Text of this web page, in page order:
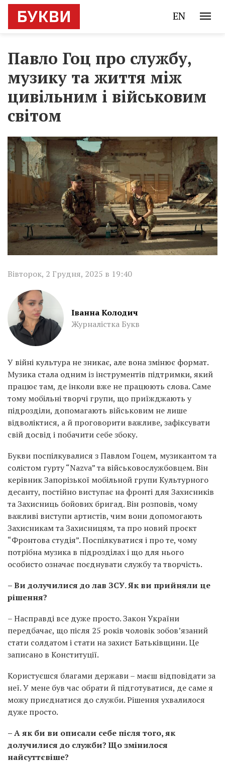
EN
Павло Гоц про службу,
музику та життя між
цивільним і військовим
світом
Вівторок, 2 Грудня, 2025 в 19:40
Іванна Колодич
Журналістка Букв
У війні культура не зникає, але вона змінює формат.
Музика стала одним із інструментів підтримки, який
працює там, де інколи вже не працюють слова. Саме
тому мобільні творчі групи, що приїжджають у
підрозділи, допомагають військовим не лише
відволіктися, а й проговорити важливе, зафіксувати
свій досвід і побачити себе збоку.
Букви поспілкувалися з Павлом Гоцем, музикантом та
солістом гурту “Nazva” та військовослужбовцем. Він
керівник Запорізької мобільной групи Культурного
десанту, постійно виступає на фронті для Захисників
та Захисниць бойових бригад. Він розповів, чому
важливі виступи артистів, чим вони допомогають
Захисникам та Захисницям, та про новий проєкт
“Фронтова студія”. Поспілкуватися і про те, чому
потрібна музика в підрозділах і що для нього
особисто означає поєднувати службу та творчість.
– Ви долучилися до лав ЗСУ. Як ви прийняли це
рішення?
– Насправді все дуже просто. Закон України
передбачає, що після 25 років чоловік зобов’язаний
стати солдатом і стати на захист Батьківщини. Це
записано в Конституції.
Користуєшся благами держави – маєш відповідати за
неї. У мене був час обрати й підготуватися, де саме я
можу приєднатися до служби. Рішення ухвалилося
дуже просто.
– А як би ви описали себе після того, як
долучилися до служби? Що змінилося
найсуттєвіше?